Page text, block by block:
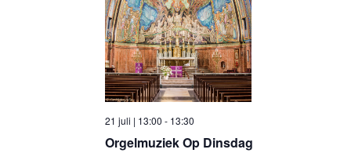
Orgelmuziek Op Dinsdag
21 juli | 13:00 - 13:30